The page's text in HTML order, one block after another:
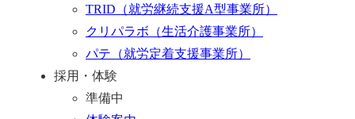
TRID （就労継続支援A型事業所）
クリパラボ （生活介護事業所）
パテ （就労定着支援事業所）
採用・体験
準備中